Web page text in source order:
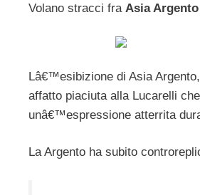
Volano stracci fra Asia Argento
Lâ€™esibizione di Asia
affatto piaciuta alla Lucarelli
unâ€™espressione atterrita
La Argento ha subito